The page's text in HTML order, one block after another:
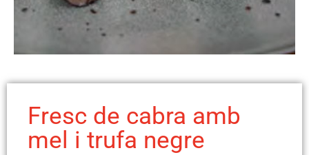
Fresc de cabra amb
mel i trufa negre